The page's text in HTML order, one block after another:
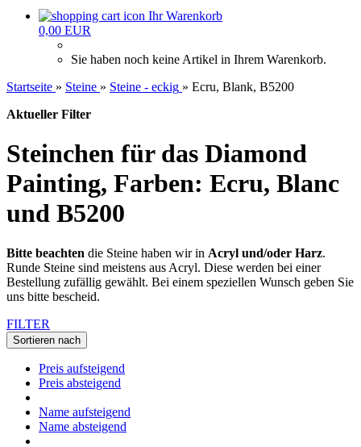
Ihr Warenkorb
0,00 EUR
Sie haben noch keine Artikel in Ihrem Warenkorb.
Startseite » Steine » Steine - eckig » Ecru, Blank, B5200
Aktueller Filter
Steinchen für das Diamond
Painting, Farben: Ecru, Blanc
und B5200
Bitte beachten die Steine haben wir in Acryl und/oder Harz.
Runde Steine sind meistens aus Acryl. Diese werden bei einer
Bestellung zufällig gewählt. Bei einem speziellen Wunsch geben Sie
uns bitte bescheid.
FILTER
Sortieren nach
Preis aufsteigend
Preis absteigend
Name aufsteigend
Name absteigend